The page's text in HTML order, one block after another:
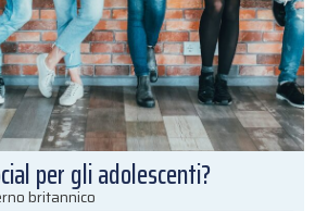
per gli adolescenti?
britannico